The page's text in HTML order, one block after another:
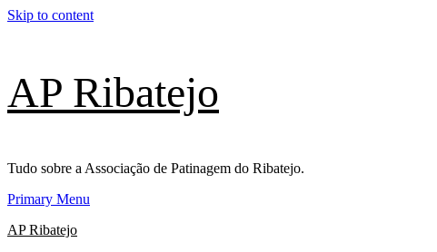
Skip to content
AP Ribatejo
Tudo sobre a Associação de Patinagem do Ribatejo.
Primary Menu
AP Ribatejo